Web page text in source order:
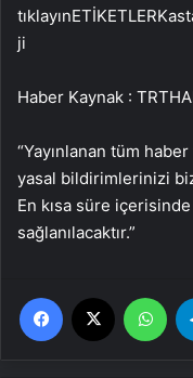
ji
Haber Kaynak :
“Yayınlanan tüm
yasal bildirimlerinizi
En kısa süre
sağlanılacaktır.”
Facebook